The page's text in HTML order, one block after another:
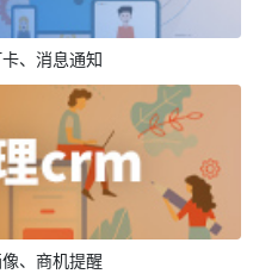
、消息通知
、商机提醒